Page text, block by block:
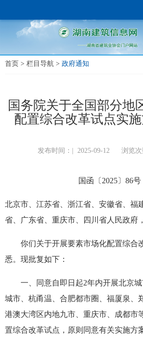
首页 > 栏目导航 > 政府通知
国务院关于全国部分地
配置综合改革试点实
发布时间：| 2025-09-12 浏览
国函〔2025〕86号
北京市、江苏省、浙江省、安徽省、福
省、广东省、重庆市、四川省人民政府
你们关于开展要素市场化配置综合
悉。现批复如下：
一、同意自即日起2年内开展北京城
城市、杭甬温、合肥都市圈、福厦泉、
港澳大湾区内地九市、重庆市、成都市
置综合改革试点，原则同意有关实施方